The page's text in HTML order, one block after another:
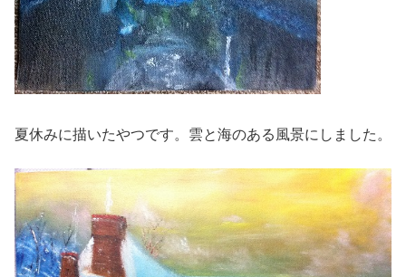
夏休みに描いたやつです。雲と海のある風景にしました。